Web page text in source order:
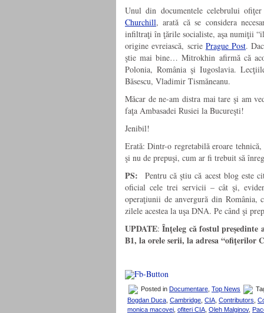
Unul din documentele celebrului
Churchill, arată că se considera
infiltraţi în ţările socialiste, aşa numiţii
origine evreiască, scrie Prague Post.
ştie mai bine… Mitrokhin afirmă că
Polonia, România şi Iugoslavia.
Băsescu, Vladimir Tismăneanu.
Măcar de ne-am distra mai tare şi am
faţa Ambasadei Rusiei la Bucureşti!
Jenibil!
Erată: Dintr-o regretabilă eroare
şi nu de prepuşi, cum ar fi trebuit să
PS: Pentru că ştiu că acest blog
oficial cele trei servicii – cât şi,
operaţiunii de anvergură din România,
zilele acestea la uşa DNA. Pe când şi
UPDATE:Înţeleg că fostul
B1, la orele serii, la adresa “ofiţerilor
Posted in Documentare Top News
Bogdan Duca Cambridge CIA Contributors
monica macovei ofiteri CIA Oleh Malginov,